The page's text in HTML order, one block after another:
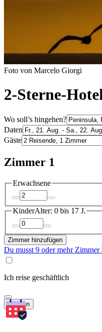
Foto von Marcelo Giorgi
2-Sterne-
Wo soll’s hingehen?
Daten
Gäste
Zimmer 1
Erwachsene
KinderAlter: 0 bis 17 J.
Zimmer hinzufügen
Du musst 9 oder mehr Zimmer
Ich reise geschäftlich
Suchen